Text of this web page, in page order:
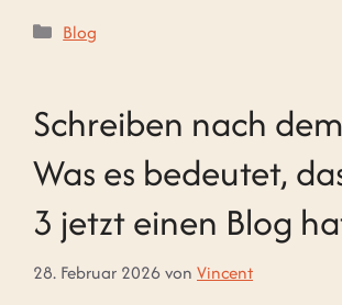
Kategorien
Blog
Schreiben nach
Was es bedeutet,
3 jetzt einen Blog
28. Februar 2026von Vincent